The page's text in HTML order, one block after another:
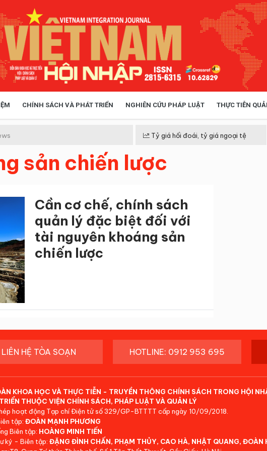
CHÍNH SÁCH VÀ PHÁT TRIỂN NGHIÊN CỨU PHÁP LUẬT THỰC TIỄN
Tỷ giá hối đoái, tỷ giá ngoại tệ
sản chiến lược
Cần cơ chế, chính sách
quản lý đặc biệt đối với
tài nguyên khoáng sản
chiến lược
LIÊN HỆ TÒA SOẠN HOTLINE: 0912 953 695
KHOA HỌC VÀ THỰC TIỄN - TRUYỀN THÔNG CHÍNH SÁCH TRONG HỘI
THUỘC VIỆN CHÍNH SÁCH, PHÁP LUẬT VÀ QUẢN LÝ
hoạt động Tạp chí Điện tử số 329/GP-BTTTT cấp ngày 10/09/2018.
tập: ĐOÀN MẠNH PHƯƠNG
Biên tập: HOÀNG MINH TIẾN
ký - Biên tập: ĐẶNG ĐÌNH CHẤN, PHẠM THỦY, CAO HÀ, NHẬT QUANG, ĐOÀN